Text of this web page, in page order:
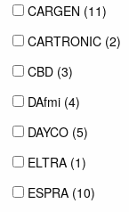
CARGEN (11)
CARTRONIC (2)
CBD (3)
DAfmi (4)
DAYCO (5)
ELTRA (1)
ESPRA (10)